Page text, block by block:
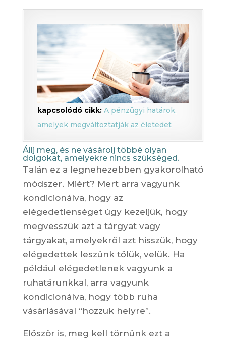
kapcsolódó cikk: A pénzügyi határok,
amelyek megváltoztatják az életedet
Állj meg, és ne vásárolj többé olyan
dolgokat, amelyekre nincs szükséged.
Talán ez a legnehezebben gyakorolható
módszer. Miért? Mert arra vagyunk
kondicionálva, hogy az
elégedetlenséget úgy kezeljük, hogy
megvesszük azt a tárgyat vagy
tárgyakat, amelyekről azt hisszük, hogy
elégedettek leszünk tőlük, velük. Ha
például elégedetlenek vagyunk a
ruhatárunkkal, arra vagyunk
kondicionálva, hogy több ruha
vásárlásával “hozzuk helyre”.
Először is, meg kell törnünk ezt a